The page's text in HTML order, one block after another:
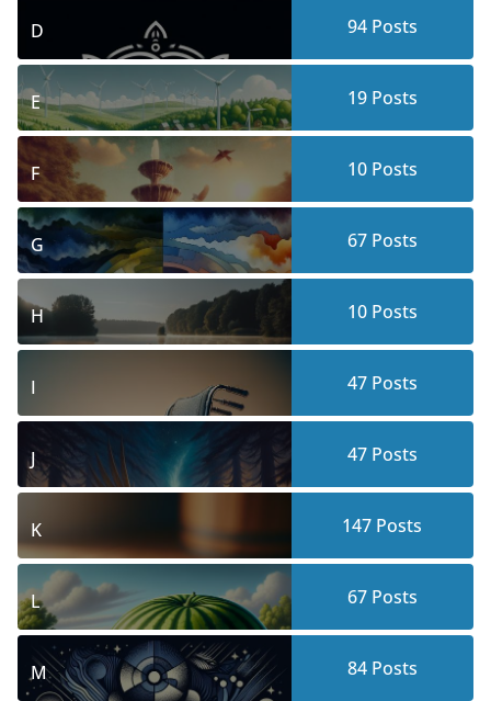
D 94Posts
E 19Posts
F 10Posts
G 67Posts
H 10Posts
I 47Posts
J 47Posts
K 147 Posts
L 67Posts
M 84Posts